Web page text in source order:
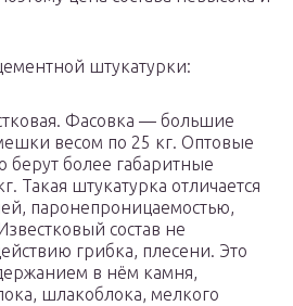
штукатурки:
Фасовка — большие
весом по 25 кг. Оптовые
берут более габаритные
Такая штукатурка отличается
паронепроницаемостью,
состав не
грибка, плесени. Это
в нём камня,
шлакоблока, мелкого